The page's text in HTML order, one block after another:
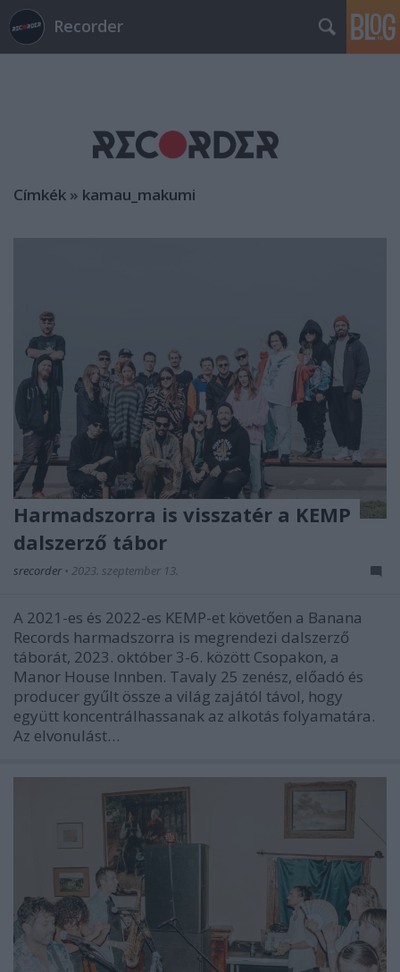
Recorder
Címkék » kamau_makumi
Harmadszorra is visszatér a KEMP
dalszerző tábor
srecorder • 2023. szeptember 13.
A 2021-es és 2022-es KEMP-et követően a Banana
Records harmadszorra is megrendezi dalszerző
táborát, 2023. október 3-6. között Csopakon, a
Manor House Innben. Tavaly 25 zenész, előadó és
producer gyűlt össze a világ zajától távol, hogy
együtt koncentrálhassanak az alkotás folyamatára.
Az elvonulást…